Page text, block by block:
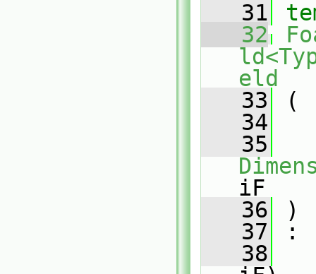
   31
   32
eld
   33
(
   34
   35
iF
   36
)
   37
:
   38